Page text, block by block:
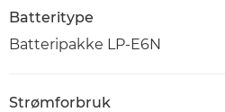
Batteritype
Batteripakke LP-E6N
Strømforbruk